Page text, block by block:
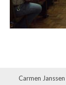
Carmen